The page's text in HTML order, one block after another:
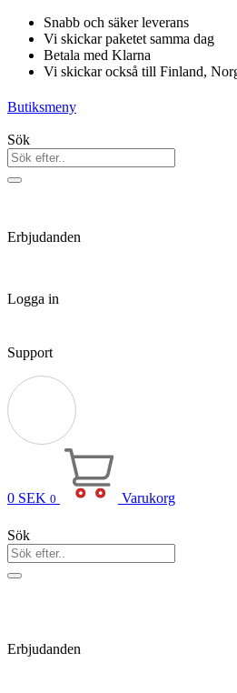
Hoppa
innehåll
Snabb och säker leverans
Vi skickar paketet samma dag
Betala med Klarna
Vi skickar också till Finland,
Butiksmeny
Sök
Erbjudanden
Logga in
Support
0 SEK 0 Varukorg
Sök
Erbjudanden